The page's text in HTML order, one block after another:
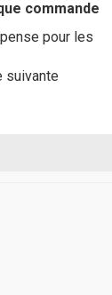
commande
pour les
suivante